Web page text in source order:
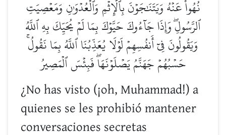
نُهُواْ عَنۡهُ وَيَتَنَٰجَوۡنَ بِٱلۡإِثۡمِ وَٱلۡعُدۡوَٰنِ وَمَعۡصِيَتِ
ٱلرَّسُولِۖ وَإِذَا جَآءُوكَ حَيَّوۡكَ بِمَا لَمۡ يُحَيِّكَ بِهِ ٱللَّهُ
وَيَقُولُونَ فِيٓ أَنفُسِهِمۡ لَوۡلَا يُعَذِّبُنَا ٱللَّهُ بِمَا نَقُولُۚ
حَسۡبُهُمۡ جَهَنَّمُ يَصۡلَوۡنَهَاۖ فَبِئۡسَ ٱلۡمَصِيرُ
¿No has visto (¡oh, Muhammad!) a
quienes se les prohibió mantener
conversaciones secretas